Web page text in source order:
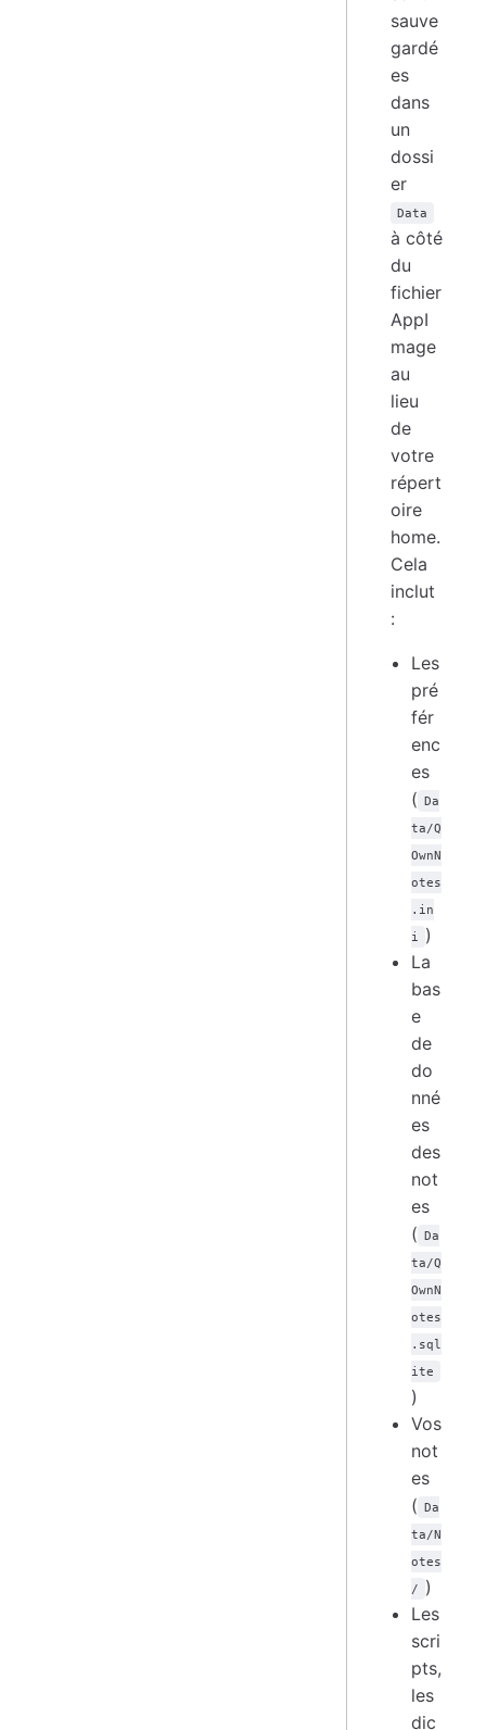
sauve
gardé
es
dans
un
dossi
er
Data
à côté
du
fichier
AppI
mage
au
lieu
de
votre
répert
oire
home.
Cela
inclut
:
Les
pré
fér
enc
es
( Da
ta/Q
OwnN
otes
.in
i
)
La
bas
e
de
do
nné
es
des
not
es
( Da
ta/Q
OwnN
otes
.sql
ite
)
Vos
not
es
( Da
ta/N
otes
/ )
Les
scri
pts,
les
dic